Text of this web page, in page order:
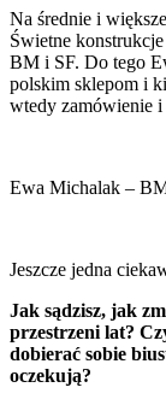
Na średnie i
Świetne
BM i SF. Do tego
polskim sklepom i
wtedy zamówienie
Ewa Michalak –
Jeszcze jedna
Jak sądzisz, jak
przestrzeni lat?
dobierać sobie
oczekują?